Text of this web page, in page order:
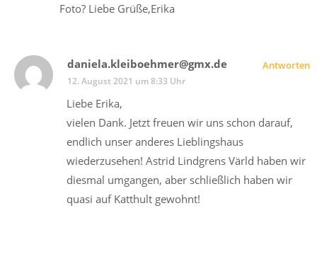
Foto? Liebe Grüße,Erika
daniela.kleiboehmer@gmx.de
12. August 2021 um 8:33 Uhr
Liebe Erika,
vielen Dank. Jetzt freuen wir uns schon darauf,
endlich unser anderes Lieblingshaus
wiederzusehen! Astrid Lindgrens Värld haben wir
diesmal umgangen, aber schließlich haben wir
quasi auf Katthult gewohnt!
Antworten